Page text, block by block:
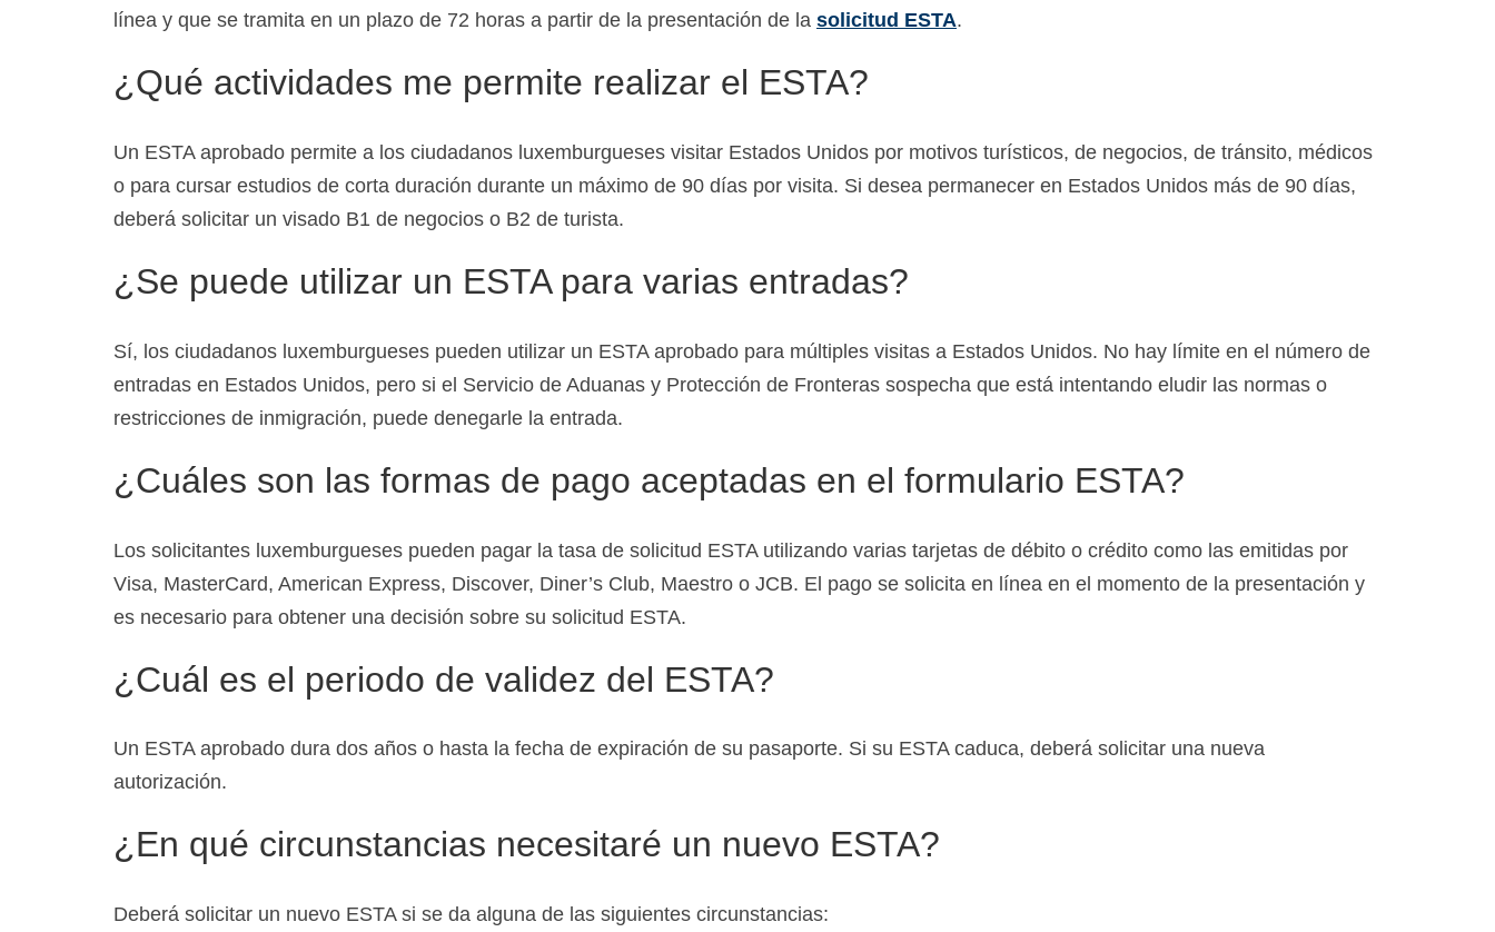
línea y que se tramita en un plazo de 72 horas a partir de la presentación de la solicitud ESTA.
¿Qué actividades me permite realizar el ESTA?
Un ESTA aprobado permite a los ciudadanos luxemburgueses visitar Estados Unidos por motivos turísticos, de negocios, de tránsito, médicos
o para cursar estudios de corta duración durante un máximo de 90 días por visita. Si desea permanecer en Estados Unidos más de 90 días,
deberá solicitar un visado B1 de negocios o B2 de turista.
¿Se puede utilizar un ESTA para varias entradas?
Sí, los ciudadanos luxemburgueses pueden utilizar un ESTA aprobado para múltiples visitas a Estados Unidos. No hay límite en el número de
entradas en Estados Unidos, pero si el Servicio de Aduanas y Protección de Fronteras sospecha que está intentando eludir las normas o
restricciones de inmigración, puede denegarle la entrada.
¿Cuáles son las formas de pago aceptadas en el formulario ESTA?
Los solicitantes luxemburgueses pueden pagar la tasa de solicitud ESTA utilizando varias tarjetas de débito o crédito como las emitidas por
Visa, MasterCard, American Express, Discover, Diner’s Club, Maestro o JCB. El pago se solicita en línea en el momento de la presentación y
es necesario para obtener una decisión sobre su solicitud ESTA.
¿Cuál es el periodo de validez del ESTA?
Un ESTA aprobado dura dos años o hasta la fecha de expiración de su pasaporte. Si su ESTA caduca, deberá solicitar una nueva
autorización.
¿En qué circunstancias necesitaré un nuevo ESTA?
Deberá solicitar un nuevo ESTA si se da alguna de las siguientes circunstancias: